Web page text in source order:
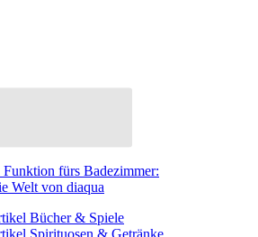
fürs Badezimmer:
Welt von diaqua
Bücher & Spiele
Spirituosen & Getränke